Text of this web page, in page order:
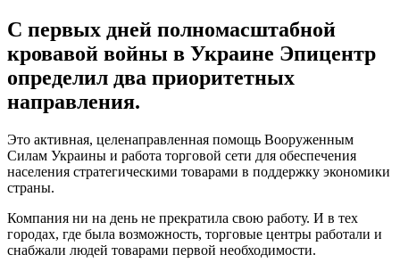
С первых дней полномасштабной
кровавой войны в Украине Эпицентр
определил два приоритетных
направления.
Это активная, целенаправленная помощь Вооруженным
Силам Украины и работа торговой сети для обеспечения
населения стратегическими товарами в поддержку экономики
страны.
Компания ни на день не прекратила свою работу. И в тех
городах, где была возможность, торговые центры работали и
снабжали людей товарами первой необходимости.